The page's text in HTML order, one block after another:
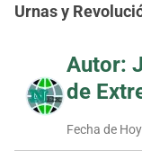
Urnas y
Autor:
de
Fecha de